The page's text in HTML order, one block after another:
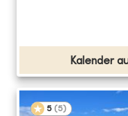
Kalender
5 (5)